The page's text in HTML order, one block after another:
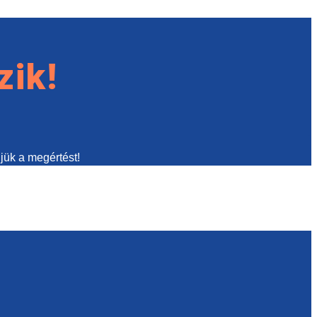
a megértést!